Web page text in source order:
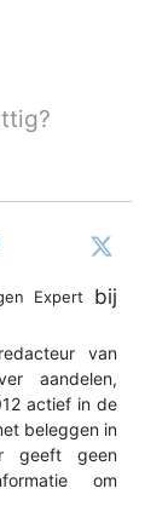
Expert bij
van
aandelen,
actief in de
beleggen in
geeft geen
om